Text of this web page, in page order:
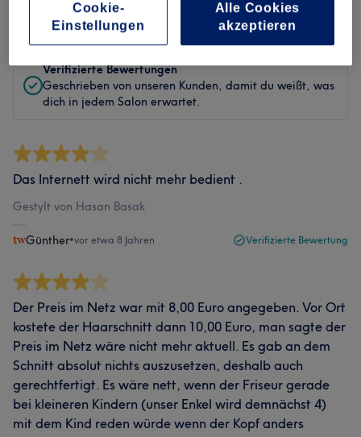
Bewertung Nach Sternen filtern
Verifizierte Bewertungen
Geschrieben von unseren Kunden, damit du weißt, was
dich in jedem Salon erwartet.
Das Internett wird nicht mehr bedient .
Gestylt von Hasan Basak
Günther•vor etwa 8 Jahren Verifizierte Bewertung
Der Preis im Netz war mit 8,00 Euro angegeben. Vor Ort
kostete der Haarschnitt dann 10,00 Euro, man sagte der
Preis im Netz wäre nicht mehr aktuell. Es gab an dem
Schnitt absolut nichts auszusetzen, deshalb auch
gerechtfertigt. Es wäre nett, wenn der Friseur gerade
bei kleineren Kindern (unser Enkel wird demnächst 4)
mit dem Kind reden würde wenn der Kopf anders
Cookie-
Einstellungen
Alle Cookies
akzeptieren